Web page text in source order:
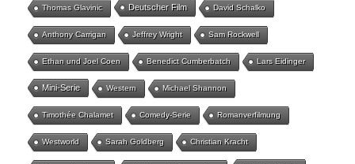
Thomas Glavinic Deutscher Film David Schalko
Anthony Carrigan Jeffrey Wright Sam Rockwell
Ethan und Joel Coen Benedict Cumberbatch Lars Eidinger
Mini-Serie Western Michael Shannon
Timothée Chalamet Comedy-Serie Romanverfilmung
Westworld Sarah Goldberg Christian Kracht